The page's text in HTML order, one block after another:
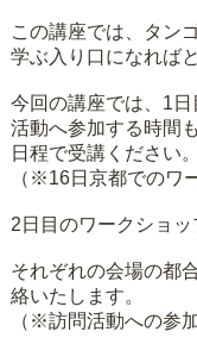
この講座では、タン
学ぶ入り口になれば
今回の講座では、1
活動へ参加する時間
日程で受講ください。
（※16日京都でのワ
2日目のワークショ
それぞれの会場の都
絡いたします。
（※訪問活動への参